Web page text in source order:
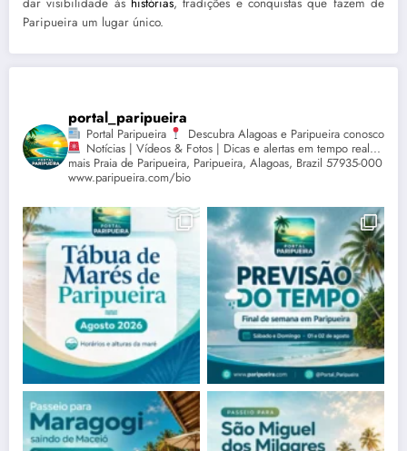
Paripueira um lugar único.
portal_paripueira
Portal Paripueira
Descubra Alagoas e Paripueira conosco
Notícias | Vídeos & Fotos | Dicas e alertas em tempo real...
mais Praia de Paripueira, Paripueira, Alagoas, Brazil 57935-000
www.paripueira.com/bio